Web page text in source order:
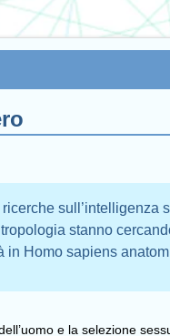
sull’intelligenza
stanno
in Homo sapiens
e la selezione